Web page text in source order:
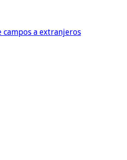
campos a extranjeros